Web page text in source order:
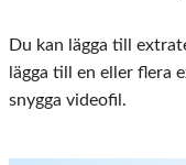
Du kan lägga till
lägga till en eller flera
snygga videofil.